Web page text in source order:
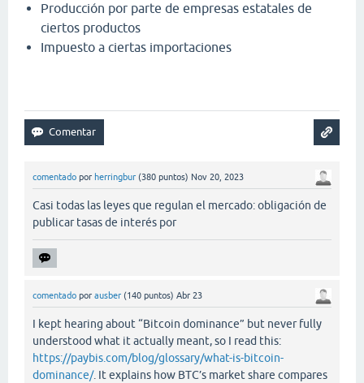
Producción por parte de empresas estatales de
ciertos productos
Impuesto a ciertas importaciones
comentado por herringbur (380 puntos) Nov 20, 2023
Casi todas las leyes que regulan el mercado: obligación de
publicar tasas de interés por
comentado por ausber (140 puntos) Abr 23
I kept hearing about “Bitcoin dominance” but never fully
understood what it actually meant, so I read this:
https://paybis.com/blog/glossary/what-is-bitcoin-
dominance/. It explains how BTC’s market share compares